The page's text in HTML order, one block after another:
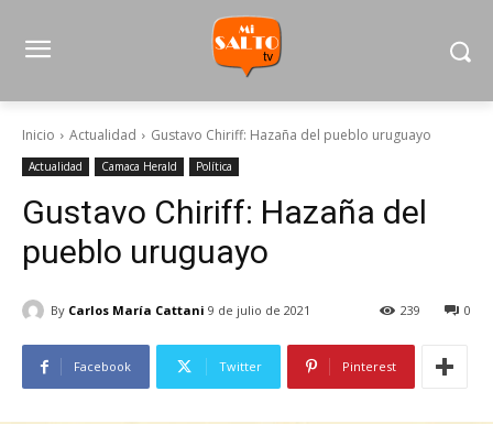
Inicio Actualidad Gustavo Chiriff: Hazaña del pueblo uruguayo
Actualidad Camaca Herald Política
Gustavo Chiriff: Hazaña del
pueblo uruguayo
By Carlos María Cattani 9 de julio de 2021 0
239
Facebook Twitter Pinterest